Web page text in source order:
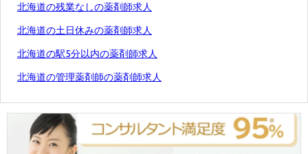
北海道の残業なしの薬剤師求人
北海道の土日休みの薬剤師求人
北海道の駅5分以内の薬剤師求人
北海道の管理薬剤師の薬剤師求人